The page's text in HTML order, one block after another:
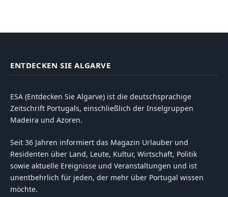
ENTDECKEN SIE ALGARVE
ESA (Entdecken Sie Algarve) ist die deutschsprachige
Zeitschrift Portugals, einschließlich der Inselgruppen
Madeira und Azoren.
Seit 36 Jahren informiert das Magazin Urlauber und
Residenten über Land, Leute, Kultur, Wirtschaft, Politik
sowie aktuelle Ereignisse und Veranstaltungen und ist
unentbehrlich für jeden, der mehr über Portugal wissen
möchte.